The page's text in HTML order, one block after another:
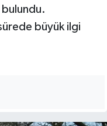
büyük ilgi